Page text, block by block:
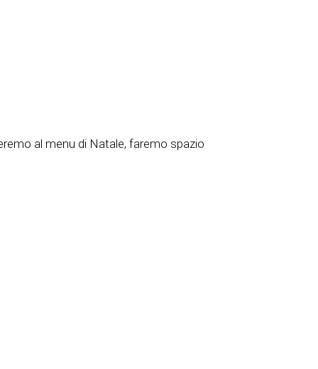
al menu di Natale, faremo spazio